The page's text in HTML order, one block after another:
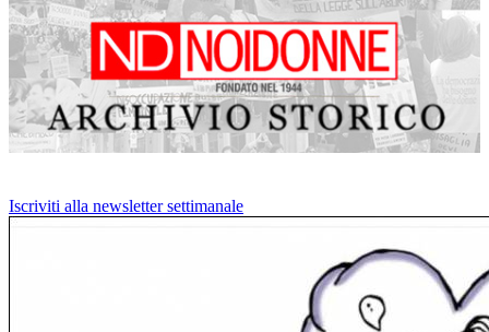
Iscriviti alla newsletter settimanale